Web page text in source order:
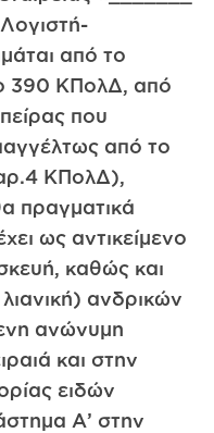
από το
390 ΚΠολΔ, από
που
από το
ΚΠολΔ),
πραγματικά
ως αντικείμενο
καθώς και
ανδρικών
ανώνυμη
και στην
ειδών
Α’ στην